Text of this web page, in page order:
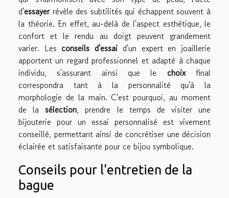
d'essayerrévèle des subtilités qui échappent souvent à
la théorie. En effet, au-delà de l'aspect esthétique, le
confort et le rendu au doigt peuvent grandement
varier. Les conseils d'essai d'un expert en joaillerie
apportent un regard professionnel et adapté à chaque
individu, s'assurant ainsi que le choixfinal
correspondra tant à la personnalité qu'à la
morphologie de la main. C'est pourquoi, au moment
de lasélection, prendre le temps de visiter une
bijouterie pour un essai personnalisé est vivement
conseillé, permettant ainsi de concrétiser une décision
éclairée et satisfaisante pour ce bijou symbolique.
Conseils pour l'entretien de la
bague